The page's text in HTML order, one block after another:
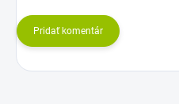
Pridať komentár